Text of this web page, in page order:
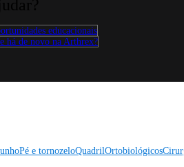
educacionais
há de novo na Arthrex?
Pé e tornozeloQuadrilOrtobiológicos